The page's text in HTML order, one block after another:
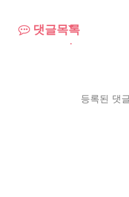
댓글목록
등록된 댓